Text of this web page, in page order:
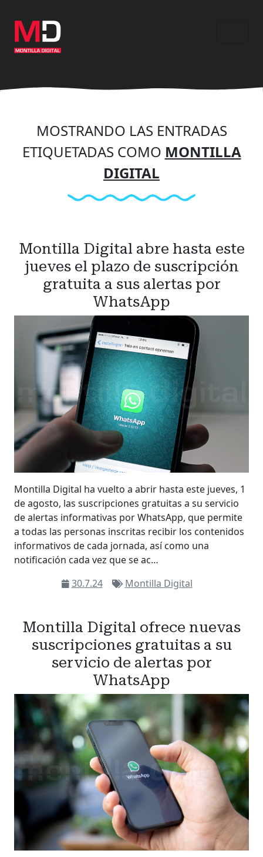
contenido
principal
MOSTRANDO LAS ENTRADAS
ETIQUETADAS COMO MONTILLA
DIGITAL
Montilla Digital abre hasta este
jueves el plazo de suscripción
gratuita a sus alertas por
WhatsApp
Montilla Digital ha vuelto a abrir hasta este jueves, 1
de agosto, las suscripciones gratuitas a su servicio
de alertas informativas por WhatsApp, que permite
a todas las personas inscritas recibir los contenidos
informativos de cada jornada, así como una
notificación cada vez que se ac…
30.7.24
Montilla Digital
Montilla Digital ofrece nuevas
suscripciones gratuitas a su
servicio de alertas por
WhatsApp